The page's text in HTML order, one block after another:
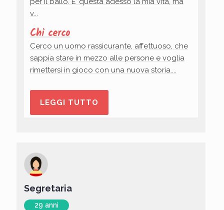
v...
Chi cerco
Cerco un uomo rassicurante, affettuoso, che
sappia stare in mezzo alle persone e voglia
rimettersi in gioco con una nuova storia....
LEGGI TUTTO
Segretaria
29 anni